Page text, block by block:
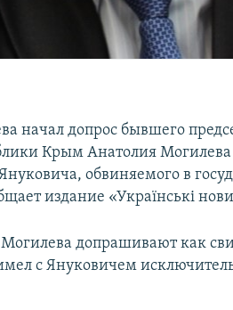
начал допрос бывшего
Крым Анатолия Могилева
обвиняемого в
издание «Українські
допрашивают как
с Януковичем